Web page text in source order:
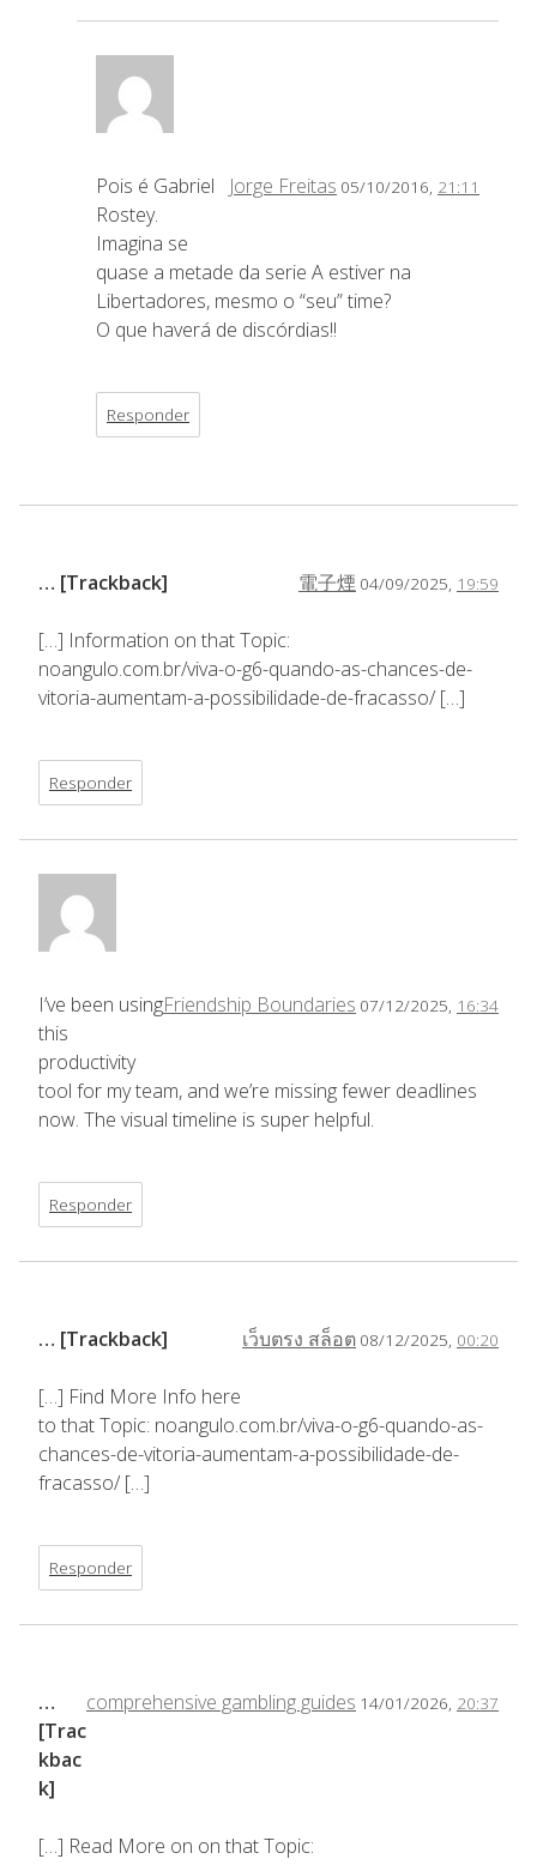
Jorge Freitas 05/10/2016, 21:11
Pois é Gabriel
Rostey.
Imagina se
quase a metade da serie A estiver na
Libertadores, mesmo o “seu” time?
O que haverá de discórdias!!
Responder
電子煙 04/09/2025, 19:59
… [Trackback]
[…] Information on that Topic:
noangulo.com.br/viva-o-g6-quando-as-chances-de-
vitoria-aumentam-a-possibilidade-de-fracasso/ […]
Responder
Friendship Boundaries 07/12/2025, 16:34
I’ve been using
this
productivity
tool for my team, and we’re missing fewer deadlines
now. The visual timeline is super helpful.
Responder
เว็บตรง สล็อต 08/12/2025, 00:20
… [Trackback]
[…] Find More Info here
to that Topic: noangulo.com.br/viva-o-g6-quando-as-
chances-de-vitoria-aumentam-a-possibilidade-de-
fracasso/ […]
Responder
comprehensive gambling guides 14/01/2026, 20:37
…
[Trac
kbac
k]
[…] Read More on on that Topic: